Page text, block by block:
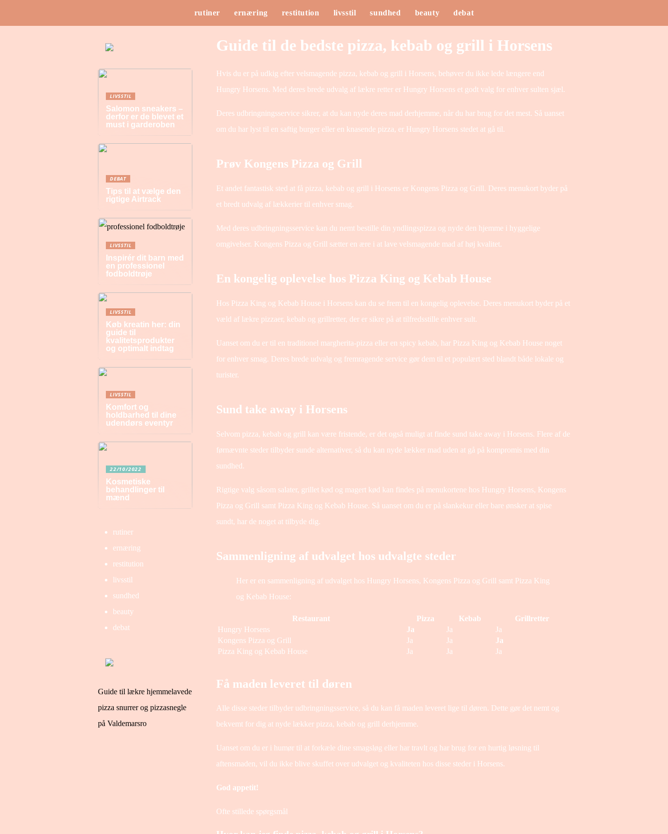
rutiner ernæring restitution livsstil sundhed beauty debat
Guide til de bedste pizza, kebab og grill i Horsens
Hvis du er på udkig efter velsmagende pizza, kebab og grill i Horsens, behøver du ikke lede længere end
Hungry Horsens. Med deres brede udvalg af lækre retter er Hungry Horsens et godt valg for enhver sulten sjæl.
Deres udbringningsservice sikrer, at du kan nyde deres mad derhjemme, når du har brug for det mest. Så uanset
om du har lyst til en saftig burger eller en knasende pizza, er Hungry Horsens stedet at gå til.
Prøv Kongens Pizza og Grill
Et andet fantastisk sted at få pizza, kebab og grill i Horsens er Kongens Pizza og Grill. Deres menukort byder på
et bredt udvalg af lækkerier til enhver smag.
Med deres udbringningsservice kan du nemt bestille din yndlingspizza og nyde den hjemme i hyggelige
omgivelser. Kongens Pizza og Grill sætter en ære i at lave velsmagende mad af høj kvalitet.
En kongelig oplevelse hos Pizza King og Kebab House
Hos Pizza King og Kebab House i Horsens kan du se frem til en kongelig oplevelse. Deres menukort byder på et
væld af lækre pizzaer, kebab og grillretter, der er sikre på at tilfredsstille enhver sult.
Uanset om du er til en traditionel margherita-pizza eller en spicy kebab, har Pizza King og Kebab House noget
for enhver smag. Deres brede udvalg og fremragende service gør dem til et populært sted blandt både lokale og
turister.
Sund take away i Horsens
Selvom pizza, kebab og grill kan være fristende, er det også muligt at finde sund take away i Horsens. Flere af de
førnævnte steder tilbyder sunde alternativer, så du kan nyde lækker mad uden at gå på kompromis med din
sundhed.
Rigtige valg såsom salater, grillet kød og magert kød kan findes på menukortene hos Hungry Horsens, Kongens
Pizza og Grill samt Pizza King og Kebab House. Så uanset om du er på slankekur eller bare ønsker at spise
sundt, har de noget at tilbyde dig.
Sammenligning af udvalget hos udvalgte steder
Her er en sammenligning af udvalget hos Hungry Horsens, Kongens Pizza og Grill samt Pizza King
og Kebab House:
Restaurant Pizza Kebab
Grillretter
Hungry Horsens
Ja Ja
Ja
Kongens Pizza og Grill
Ja Ja
Ja
Pizza King og Kebab House
Ja Ja Ja
Få maden leveret til døren
Alle disse steder tilbyder udbringningsservice, så du kan få maden leveret lige til døren. Dette gør det nemt og
bekvemt for dig at nyde lækker pizza, kebab og grill derhjemme.
Uanset om du er i humør til at forkæle dine smagsløg eller har travlt og har brug for en hurtig løsning til
aftensmaden, vil du ikke blive skuffet over udvalget og kvaliteten hos disse steder i Horsens.
God appetit!
Ofte stillede spørgsmål
LIVSSTIL
Salomon sneakers –
derfor er de blevet et
must i garderoben
DEBAT
Tips til at vælge den
rigtige Airtrack
LIVSSTIL
Inspirér dit barn med
en professionel
fodboldtrøje
LIVSSTIL
Køb kreatin her: din
guide til
kvalitetsprodukter
og optimalt indtag
LIVSSTIL
Komfort og
holdbarhed til dine
udendørs eventyr
22/10/2022
Kosmetiske
behandlinger til
mænd
rutiner
ernæring
restitution
livsstil
sundhed
beauty
debat
Guide til lækre hjemmelavede
pizza snurrer og pizzasnegle
på Valdemarsro